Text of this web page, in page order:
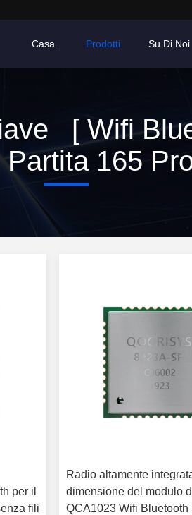
Casa. Prodotti Su Di Noi
[ Wifi
165
per il
fili
Radio altamente
dimensione del modulo
QCA1023 Wifi Bluetooth